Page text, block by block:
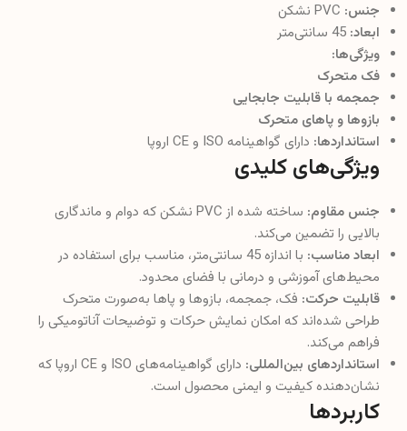
جنس:
ابعاد:
ویژگی‌ها:
فک متحرک
جمجمه با قابلیت جابجایی
بازوها و پاهای متحرک
استانداردها: دارای گواهینامه ISO و CE اروپا
ویژگی‌های کلیدی
جنس مقاوم:
ساخته شده از PVC نشکن که دوام و ماندگاری
بالایی را تضمین می‌کند.
ابعاد مناسب:
با اندازه 45 سانتی‌متر، مناسب برای استفاده در
محیط‌های آموزشی و درمانی با فضای محدود.
قابلیت حرکت: فک، جمجمه، بازوها و پاها به‌صورت متحرک
طراحی شده‌اند که امکان نمایش حرکات و توضیحات آناتومیکی را
فراهم می‌کند.
استانداردهای بین‌المللی:
دارای گواهینامه‌های ISO و CE اروپا که
نشان‌دهنده کیفیت و ایمنی محصول است.
کاربردها